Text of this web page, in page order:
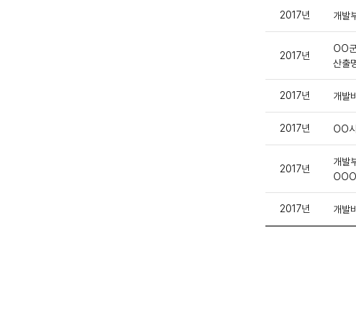
2017년 개발
2017년
OO
산출
2017년 개발
2017년 OO
2017년
개발
2017년 개발